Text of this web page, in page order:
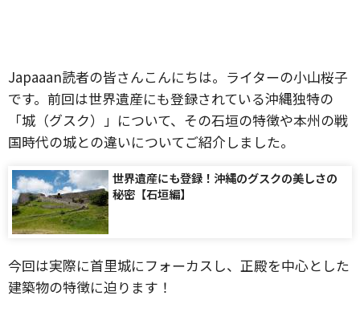
Japaaan読者の皆さんこんにちは。ライターの小山桜子
です。前回は世界遺産にも登録されている沖縄独特の
「城（グスク）」について、その石垣の特徴や本州の戦
国時代の城との違いについてご紹介しました。
世界遺産にも登録！沖縄のグスクの美しさの
秘密【石垣編】
今回は実際に首里城にフォーカスし、正殿を中心とした
建築物の特徴に迫ります！